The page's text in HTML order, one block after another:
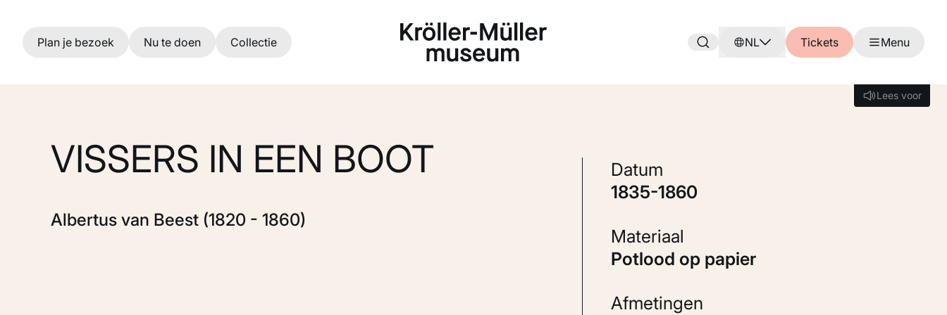
Ga naar hoofdinhoud
Plan je bezoek Nu te doen Collectie NL Tickets Menu
Lees voor
Lees voor
VISSERS IN EEN BOOT
Albertus van Beest (1820 - 1860)
Datum
1835-1860
Materiaal
Potlood op papier
Afmetingen